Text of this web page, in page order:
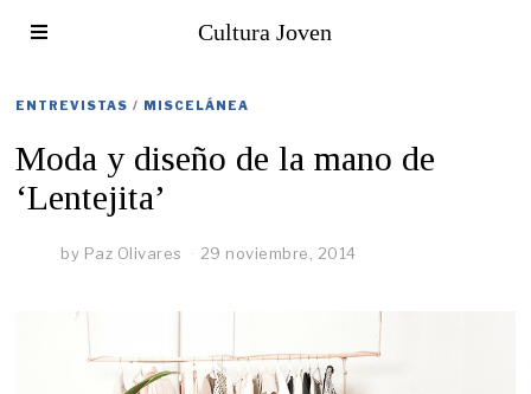
Cultura Joven
ENTREVISTAS / MISCELÁNEA
Moda y diseño de la mano de
‘Lentejita’
by Paz Olivares 29 noviembre, 2014